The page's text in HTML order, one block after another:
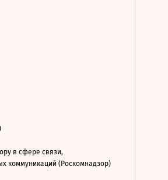
в сфере связи,
коммуникаций (Роскомнадзор)